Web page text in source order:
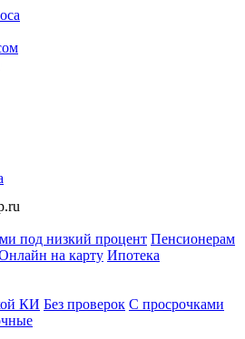
под низкий процент Пенсионерам
на карту Ипотека
КИ Без проверок С просрочками